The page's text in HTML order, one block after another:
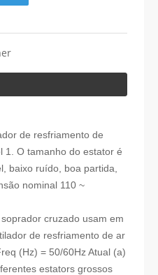
de resfriamento de
1. O tamanho do estator é
baixo ruído, boa partida,
nominal 110 ~
cruzado usam em
de resfriamento de ar
(Hz) = 50/60Hz Atual (a)
estators grossos